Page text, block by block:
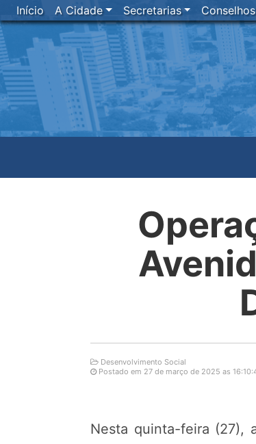
Início A Cidade Secretarias Conselhos
Desenvolvimento Social
Postado em 27 de março de 2025 as
Nesta quinta-feira (27),